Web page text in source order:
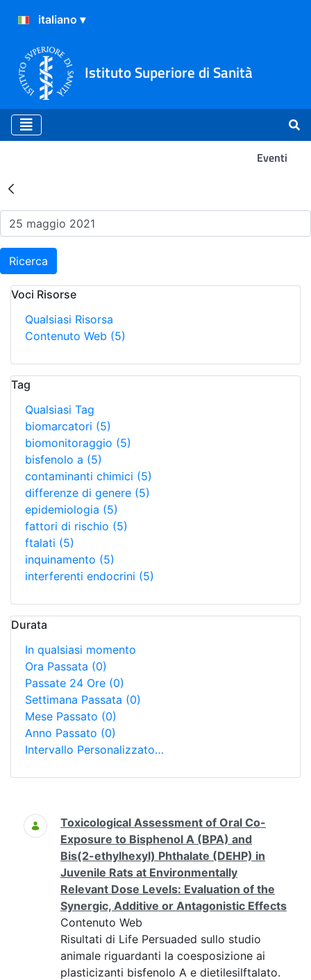
Istituto Superiore di Sanità
Eventi
Risultati della Ricerca -
Ricerca
Voci Risorse
Qualsiasi Risorsa
Contenuto Web (5)
Tag
Qualsiasi Tag
biomarcatori (5)
biomonitoraggio (5)
bisfenolo a (5)
contaminanti chimici (5)
differenze di genere (5)
epidemiologia (5)
fattori di rischio (5)
ftalati (5)
inquinamento (5)
interferenti endocrini (5)
Durata
In qualsiasi momento
Ora Passata (0)
Passate 24 Ore (0)
Settimana Passata (0)
Mese Passato (0)
Anno Passato (0)
Intervallo Personalizzato…
Ricerca
Toxicological Assessment of Oral Co-
Exposure to Bisphenol A (BPA) and
Bis(2-ethylhexyl) Phthalate (DEHP) in
Juvenile Rats at Environmentally
Relevant Dose Levels: Evaluation of the
Synergic, Additive or Antagonistic Effects
Contenuto Web
Risultati di Life Persuaded sullo studio
animale riguardanti la coesposizione ai
plasticizanti bisfenolo A e dietilesilftalato.